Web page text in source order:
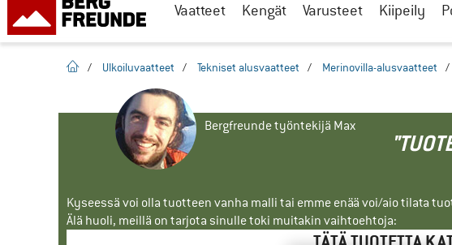
Vaatteet Kengät Varusteet Kiipeily
Kotisivu
/ Ulkoiluvaatteet / Tekniset alusvaatteet / Merinovilla-alusvaatteet /
Bergfreunde työntekijä Max
Kyseessä voi olla tuotteen vanha malli tai emme enää voi/aio tilata
Älä huoli, meillä on tarjota sinulle toki muitakin vaihtoehtoja: